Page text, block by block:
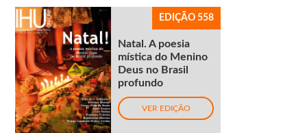
EDIÇÃO 558
Natal. A poesia
mística do Menino
Deus no Brasil
profundo
VER EDIÇÃO